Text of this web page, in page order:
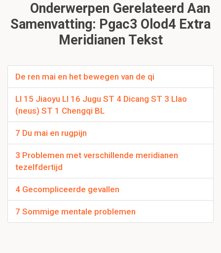
Onderwerpen Gerelateerd Aan
Samenvatting: Pgac3 Olod4 Extra
Meridianen Tekst
De ren mai en het bewegen van de qi
LI 15 Jiaoyu LI 16 Jugu ST 4 Dicang ST 3 LIao
(neus) ST 1 Chengqi BL
7 Du mai en rugpijn
3 Problemen met verschillende meridianen
tezelfdertijd
4 Gecompliceerde gevallen
7 Sommige mentale problemen